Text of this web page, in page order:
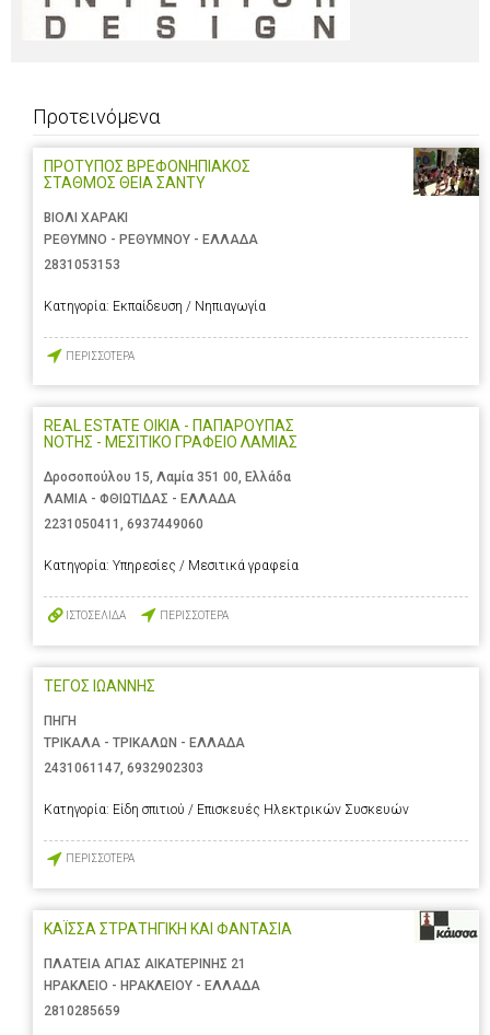
Προτεινόμενα
ΠΡΟΤΥΠΟΣ ΒΡΕΦΟΝΗΠΙΑΚΟΣ
ΣΤΑΘΜΟΣ ΘΕΙΑ ΣΑΝΤΥ
ΒΙΟΛΙ ΧΑΡΑΚΙ
ΡΕΘΥΜΝΟ - ΡΕΘΥΜΝΟΥ - ΕΛΛΑΔΑ
2831053153
Κατηγορία: Εκπαίδευση / Νηπιαγωγία
ΠΕΡΙΣΣΟΤΕΡΑ
REAL ESTATE OIKIA - ΠΑΠΑΡΟΥΠΑΣ
ΝΟΤΗΣ - ΜΕΣΙΤΙΚΟ ΓΡΑΦΕΙΟ ΛΑΜΙΑΣ
Δροσοπούλου 15, Λαμία 351 00, Ελλάδα
ΛΑΜΙΑ - ΦΘΙΩΤΙΔΑΣ - ΕΛΛΑΔΑ
2231050411 , 6937449060
Κατηγορία: Υπηρεσίες / Μεσιτικά γραφεία
ΙΣΤΟΣΕΛΙΔΑ ΠΕΡΙΣΣΟΤΕΡΑ
ΤΕΓΟΣ ΙΩΑΝΝΗΣ
ΠΗΓΗ
ΤΡΙΚΑΛΑ - ΤΡΙΚΑΛΩΝ - ΕΛΛΑΔΑ
2431061147 6932902303
Κατηγορία: Είδη σπιτιού / Επισκευές Ηλεκτρικών Συσκευών
ΠΕΡΙΣΣΟΤΕΡΑ
ΚΑΪΣΣΑ ΣΤΡΑΤΗΓΙΚΗ ΚΑΙ ΦΑΝΤΑΣΙΑ
ΠΛΑΤΕΙΑ ΑΓΙΑΣ ΑΙΚΑΤΕΡΙΝΗΣ 21
ΗΡΑΚΛΕΙΟ - ΗΡΑΚΛΕΙΟΥ - ΕΛΛΑΔΑ
2810285659